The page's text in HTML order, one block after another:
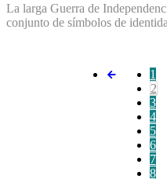
La larga Guerra de
conjunto de símbolos de
1
2
3
4
5
6
7
8